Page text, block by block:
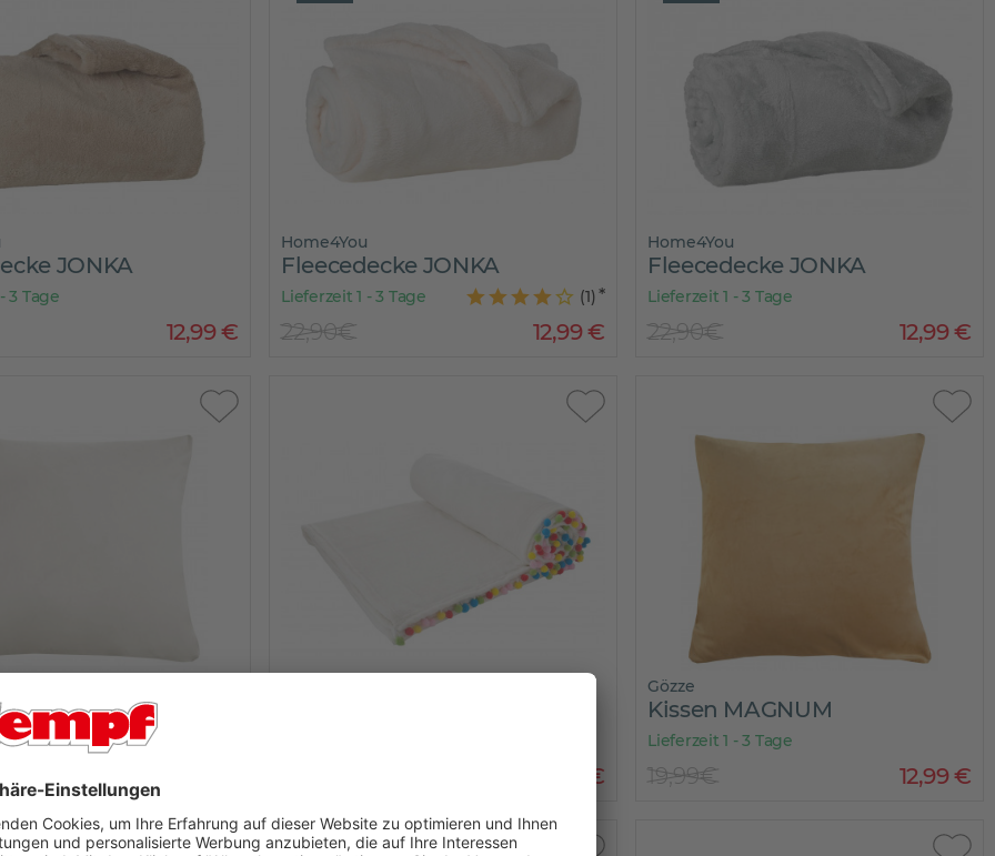
JONKA
3 Tage
12,99€
Home4You
Fleecedecke JONKA
Lieferzeit 1 - 3 Tage (1)
12,99€
22,90€
Home4You
Fleecedecke JONKA
Lieferzeit 1 - 3 Tage
12,99€
22,90€
MAGNUM
3 Tage
€
Gözze
Kissen MAGNUM
Lieferzeit 1 - 3 Tage
12,99€
19,99€